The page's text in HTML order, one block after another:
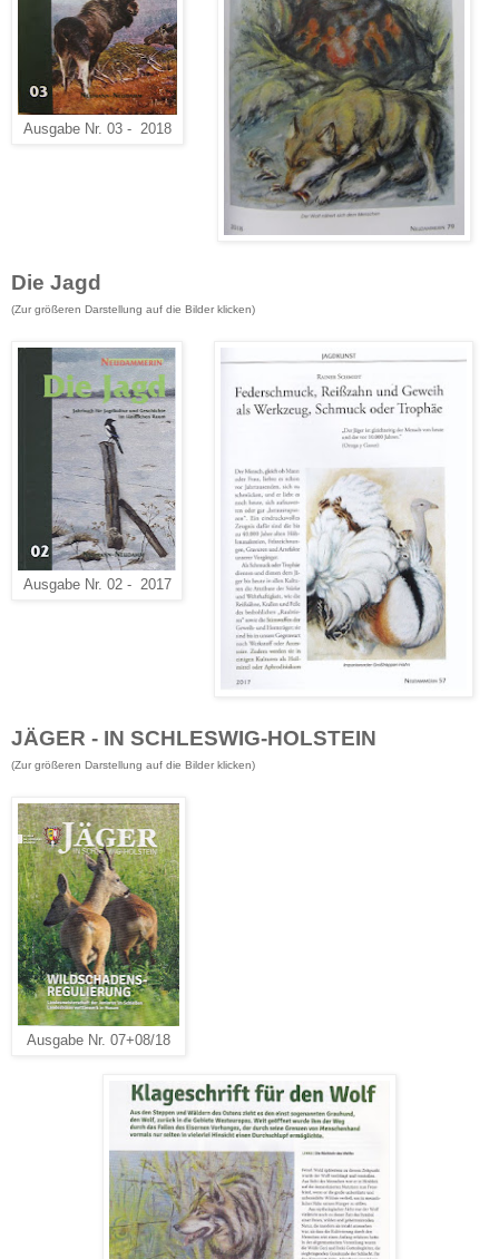
Ausgabe Nr. 03 - 2018
Die Jagd
(Zur größeren Darstellung auf die Bilder klicken)
Ausgabe Nr. 02 - 2017
JÄGER - IN SCHLESWIG-HOLSTEIN
(Zur größeren Darstellung auf die Bilder klicken)
Ausgabe Nr. 07+08/18